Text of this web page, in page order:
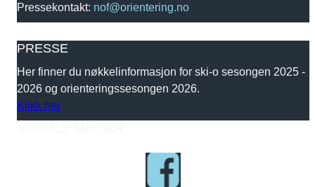
Pressekontakt: nof@orientering.no
PRESSE
Her finner du nøkkelinformasjon for ski-o sesongen 2025 -
2026 og orienteringssesongen 2026.
Klikk her